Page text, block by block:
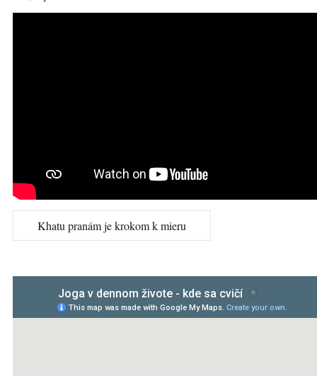
Khatu pranám je krokom k mieru